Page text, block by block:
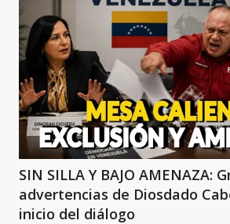
SIN SILLA Y BAJO AMENAZA:
advertencias de Diosdado
inicio del diálogo